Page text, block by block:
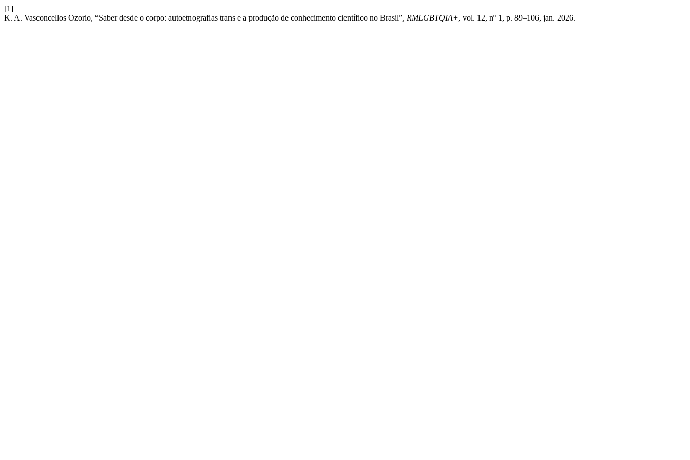
[1]
K. A. Vasconcellos Ozorio, “Saber desde o corpo: autoetnografias trans e a produção de conhecimento científico no Brasil”, RMLGBTQIA+, vol. 12, nº 1, p. 89–106, jan. 2026.